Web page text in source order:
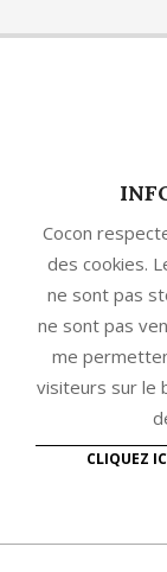
Cocon
des cookies.
ne sont pas
ne sont pas
me
visiteurs sur le
CLIQUEZ